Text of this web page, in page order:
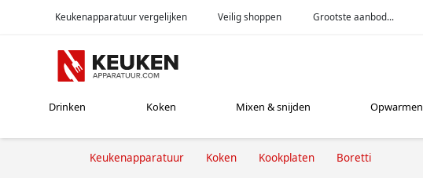
Keukenapparatuur vergelijken Veilig shoppen Grootste aanbod...
Drinken Koken Mixen & snijden Opwarmen
Keukenapparatuur Koken Kookplaten Boretti